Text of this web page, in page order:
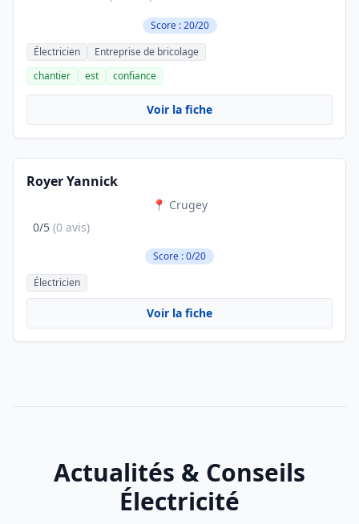
Score : 20/20
Électricien
Entreprise de bricolage
chantier
est confiance
Voir la fiche
Royer Yannick
📍 Crugey
0/5 (0 avis)
Score : 0/20
Électricien
Voir la fiche
Actualités & Conseils
Électricité